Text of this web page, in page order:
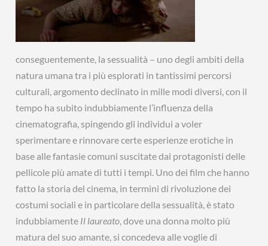
conseguentemente, la sessualità – uno degli ambiti della
natura umana tra i più esplorati in tantissimi percorsi
culturali, argomento declinato in mille modi diversi, con il
tempo ha subito indubbiamente l’influenza della
cinematografia, spingendo gli individui a voler
sperimentare e rinnovare certe esperienze erotiche in
base alle fantasie comuni suscitate dai protagonisti delle
pellicole più amate di tutti i tempi. Uno dei film che hanno
fatto la storia del cinema, in termini di rivoluzione dei
costumi sociali e in particolare della sessualità, è stato
indubbiamente Il laureato , dove una donna molto più
matura del suo amante, si concedeva alle voglie di